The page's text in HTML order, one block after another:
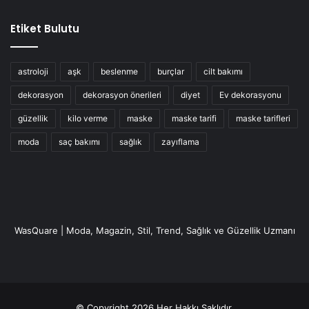
biotin zengini gıdalar
Etiket Bulutu
astroloji aşk beslenme burçlar cilt bakımı
dekorasyon dekorasyon önerileri diyet Ev dekorasyonu
güzellik kilo verme maske maske tarifi maske tarifleri
moda saç bakımı sağlık zayıflama
WasQuare | Moda, Magazin, Stil, Trend, Sağlık ve Güzellik Uzmanı